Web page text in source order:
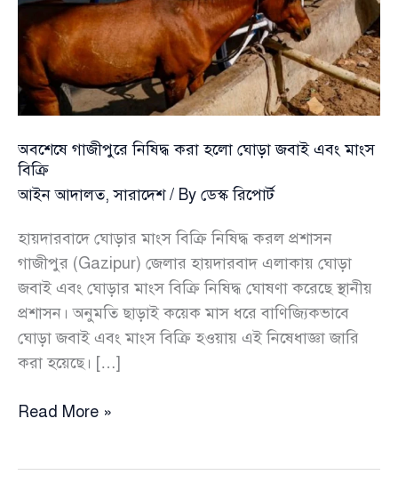
অবশেষে গাজীপুরে নিষিদ্ধ করা হলো ঘোড়া জবাই এবং মাংস
বিক্রি
আইন আদালত,সারাদেশ/ By ডেস্ক রিপোর্ট
হায়দারবাদে ঘোড়ার মাংস বিক্রি নিষিদ্ধ করল প্রশাসন
গাজীপুর (Gazipur) জেলার হায়দারবাদ এলাকায় ঘোড়া
জবাই এবং ঘোড়ার মাংস বিক্রি নিষিদ্ধ ঘোষণা করেছে স্থানীয়
প্রশাসন। অনুমতি ছাড়াই কয়েক মাস ধরে বাণিজ্যিকভাবে
ঘোড়া জবাই এবং মাংস বিক্রি হওয়ায় এই নিষেধাজ্ঞা জারি
করা হয়েছে। […]
অবশেষে
Read More »